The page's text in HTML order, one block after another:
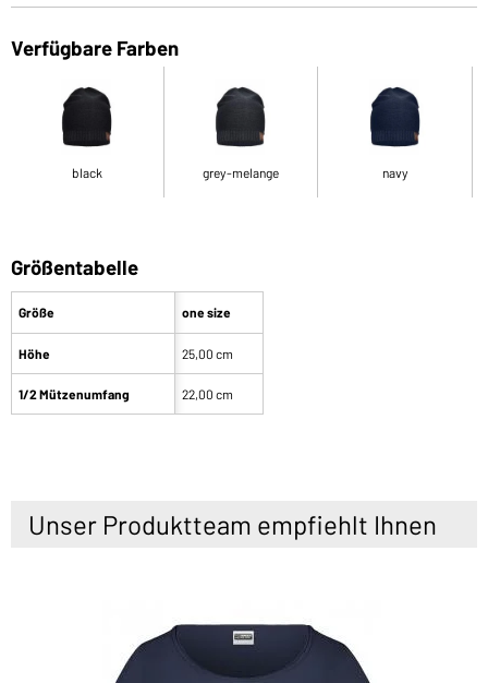
Verfügbare Farben
black grey-melange navy
Größentabelle
Größe
Höhe
1/2 Mützenumfang
one size
25,00 cm
22,00 cm
Unser Produktteam empfiehlt Ihnen